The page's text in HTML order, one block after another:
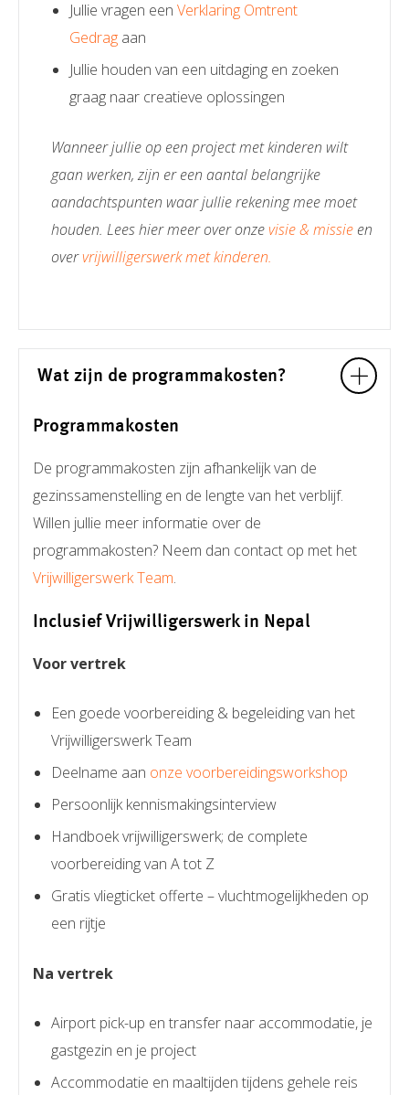
Jullie vragen een Verklaring Omtrent
Gedrag aan
Jullie houden van een uitdaging en zoeken
graag naar creatieve oplossingen
Wanneer jullie op een project met kinderen wilt
gaan werken, zijn er een aantal belangrijke
aandachtspunten waar jullie rekening mee moet
houden. Lees hier meer over onzevisie & missie en
overvrijwilligerswerk met kinderen.
Wat zijn de programmakosten?
Programmakosten
De programmakosten zijn afhankelijk van de
gezinssamenstelling en de lengte van het verblijf.
Willen jullie meer informatie over de
programmakosten? Neem dan contact op met het
Vrijwilligerswerk Team.
Inclusief Vrijwilligerswerk in Nepal
Voor vertrek
Een goede voorbereiding & begeleiding van het
Vrijwilligerswerk Team
Deelname aan onze voorbereidingsworkshop
Persoonlijk kennismakingsinterview
Handboek vrijwilligerswerk; de complete
voorbereiding van A tot Z
Gratis vliegticket offerte – vluchtmogelijkheden op
een rijtje
Na vertrek
Airport pick-up en transfer naar accommodatie, je
gastgezin en je project
Accommodatie en maaltijden tijdens gehele reis